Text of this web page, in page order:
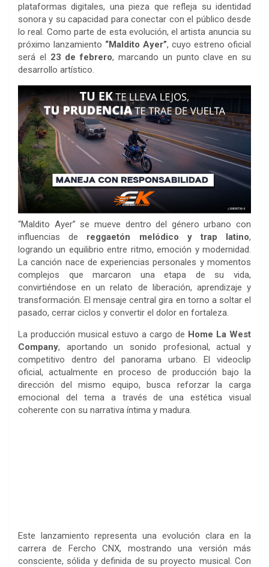
plataformas digitales, una pieza que refleja su identidad
sonora y su capacidad para conectar con el público desde
lo real. Como parte de esta evolución, el artista anuncia su
próximo lanzamiento “Maldito Ayer”, cuyo estreno oficial
será el 23 de febrero, marcando un punto clave en su
desarrollo artístico.
“Maldito Ayer” se mueve dentro del género urbano con
influencias de reggaetón melódico y trap latino,
logrando un equilibrio entre ritmo, emoción y modernidad.
La canción nace de experiencias personales y momentos
complejos que marcaron una etapa de su vida,
convirtiéndose en un relato de liberación, aprendizaje y
transformación. El mensaje central gira en torno a soltar el
pasado, cerrar ciclos y convertir el dolor en fortaleza.
La producción musical estuvo a cargo de Home La West
Company, aportando un sonido profesional, actual y
competitivo dentro del panorama urbano. El videoclip
oficial, actualmente en proceso de producción bajo la
dirección del mismo equipo, busca reforzar la carga
emocional del tema a través de una estética visual
coherente con su narrativa íntima y madura.
Este lanzamiento representa una evolución clara en la
carrera de Fercho CNX, mostrando una versión más
consciente, sólida y definida de su proyecto musical. Con